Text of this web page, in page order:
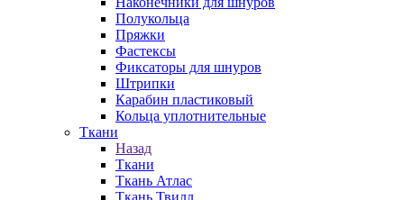
Полукольца
Пряжки
Фастексы
Фиксаторы для шнуров
Штрипки
Карабин пластиковый
Кольца уплотнительные
Ткани
Назад
Ткани
Ткань Атлас
Ткань Твилл